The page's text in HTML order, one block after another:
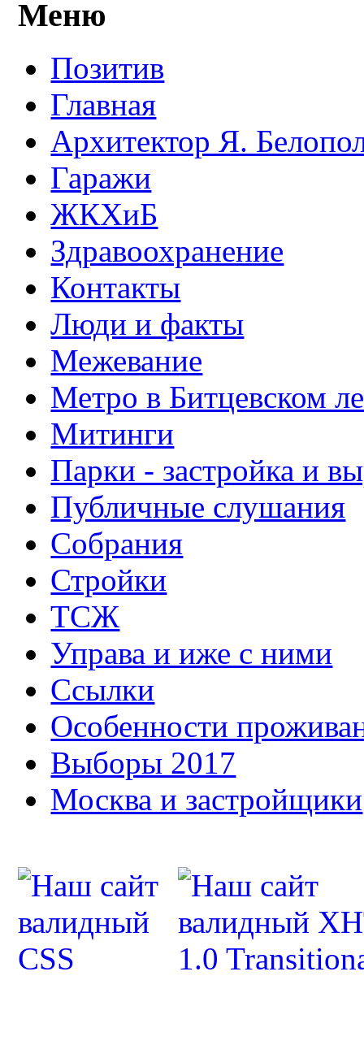
Меню
Позитив
Главная
Архитектор Я.
Гаражи
ЖКХиБ
Здравоохранение
Контакты
Люди и факты
Межевание
Метро в Битцевском
Митинги
Парки - застройка и
Публичные слушания
Собрания
Стройки
ТСЖ
Управа и иже с ними
Ссылки
Особенности
Выборы 2017
Москва и застройщики